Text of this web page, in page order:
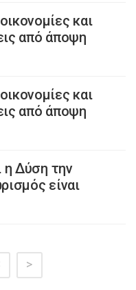
και
από άποψη
και
από άποψη
η Δύση την
είναι
>